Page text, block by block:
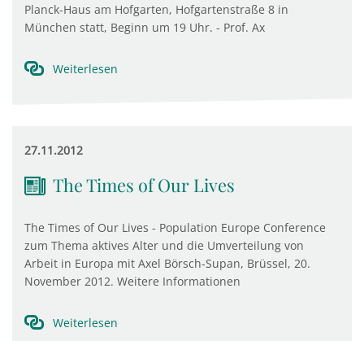
Planck-Haus am Hofgarten, Hofgartenstraße 8 in
München statt, Beginn um 19 Uhr. - Prof. Ax
Weiterlesen
27.11.2012
The Times of Our Lives
The Times of Our Lives - Population Europe Conference
zum Thema aktives Alter und die Umverteilung von
Arbeit in Europa mit Axel Börsch-Supan, Brüssel, 20.
November 2012. Weitere Informationen
Weiterlesen